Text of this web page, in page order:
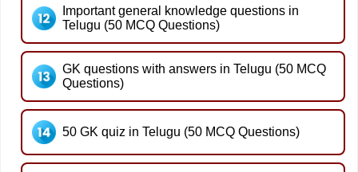
Important general knowledge questions in
Telugu (50 MCQ Questions)
GK questions with answers in Telugu (50 MCQ
Questions)
50 GK quiz in Telugu (50 MCQ Questions)